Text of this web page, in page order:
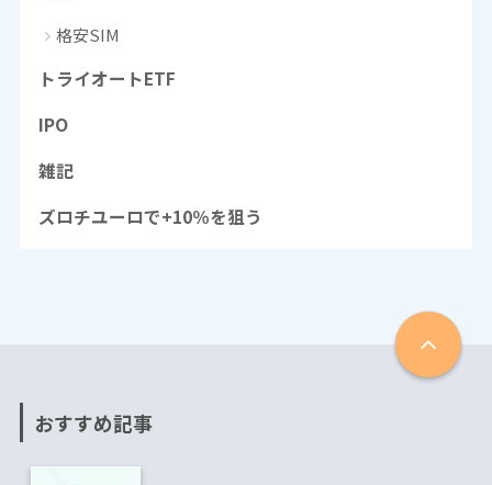
格安SIM
トライオートETF
IPO
雑記
ズロチユーロで+10％を狙う
おすすめ記事